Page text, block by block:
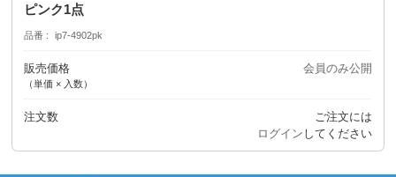
ピンク1点
品番 ip7-4902pk
販売価格
（単価 × 入数）
会員のみ公開
注文数
ご注文には
ログイン してください